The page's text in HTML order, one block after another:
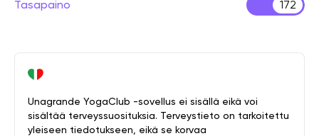
Tasapaino 172
Unagrande YogaClub -sovellus ei sisällä eikä voi
sisältää terveyssuosituksia. Terveystieto on tarkoitettu
yleiseen tiedotukseen, eikä se korvaa